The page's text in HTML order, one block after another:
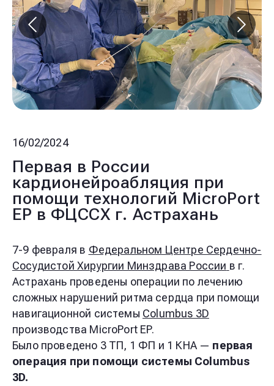
16/02/2024
Первая в России
кардионейроабляция при
помощи технологий MicroPort
EP в ФЦССХ г. Астрахань
7-9 февраля в Федеральном Центре Сердечно-
Сосудистой Хирургии Минздрава России в г.
Астрахань проведены операции по лечению
сложных нарушений ритма сердца при помощи
навигационной системы Columbus 3D
производства MicroPort EP.
Было проведено 3 ТП, 1 ФП и 1 КНА — первая
операция при помощи системы Columbus
3D.